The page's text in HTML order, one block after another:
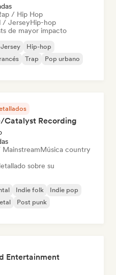
/ Hip Hop
/ JerseyHip-hop
de mayor impacto
Hip-hop
Trap
Pop urbano
Catalyst Recording
Música country
sobre su
Indie folk
Indie pop
Post punk
Entertainment